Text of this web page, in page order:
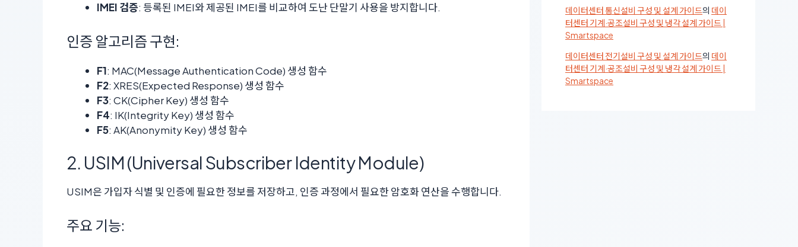
IMEI 검증: 등록된 IMEI와 제공된 IMEI를 비교하여 도난 단말기 사용을 방지합니다.
인증 알고리즘 구현:
F1: MAC(Message Authentication Code) 생성 함수
F2: XRES(Expected Response) 생성 함수
F3: CK(Cipher Key) 생성 함수
F4: IK(Integrity Key) 생성 함수
F5: AK(Anonymity Key) 생성 함수
2. USIM (Universal Subscriber Identity Module)
USIM은 가입자 식별 및 인증에 필요한 정보를 저장하고, 인증 과정에서 필요한 암호화 연산을 수행합니다.
주요 기능:
데이터센터 통신설비 구성 및 설계 가이드의 데이
터센터 기계·공조설비 구성 및 냉각 설계 가이드 |
Smartspace
데이터센터 전기설비 구성 및 설계 가이드의 데이
터센터 기계·공조설비 구성 및 냉각 설계 가이드 |
Smartspace